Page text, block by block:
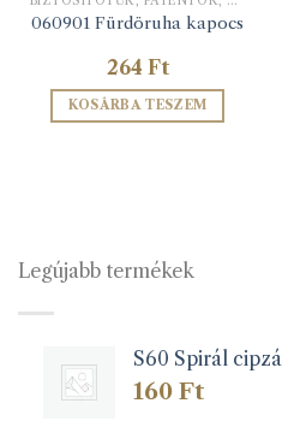
060901 Fürdöruha kapocs
264 Ft
KOSÁRBA TESZEM
Legújabb termékek
S60 Spirál
160 Ft